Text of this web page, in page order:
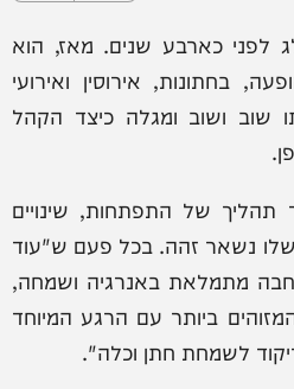
לפני כארבע שנים. מאז, הוא
בחתונות, אירוסין ואירועי
שוב ושוב ומגלה כיצד הקהל
של התפתחות, שינויים
שלו נשאר זהה. בכל פעם ש"עוד
מתמלאת באנרגיה ושמחה,
ביותר עם הרגע המיוחד
לשמחת חתן וכלה".